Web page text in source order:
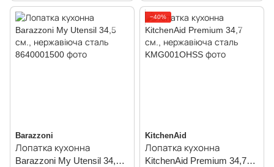
Barazzoni
Лопатка кухонна
Barazzoni My Utensil 34,5
−40%
KitchenAid
Лопатка кухонна
KitchenAid Premium 34,7